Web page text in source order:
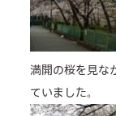
満開の桜を見な
ていました。